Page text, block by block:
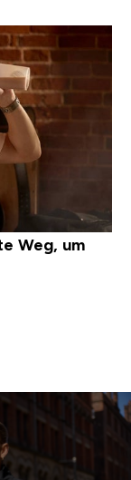
Weg, um